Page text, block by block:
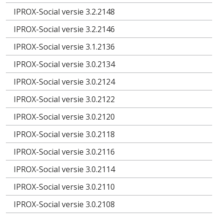
IPROX-Social versie 3.2.2148
IPROX-Social versie 3.2.2146
IPROX-Social versie 3.1.2136
IPROX-Social versie 3.0.2134
IPROX-Social versie 3.0.2124
IPROX-Social versie 3.0.2122
IPROX-Social versie 3.0.2120
IPROX-Social versie 3.0.2118
IPROX-Social versie 3.0.2116
IPROX-Social versie 3.0.2114
IPROX-Social versie 3.0.2110
IPROX-Social versie 3.0.2108